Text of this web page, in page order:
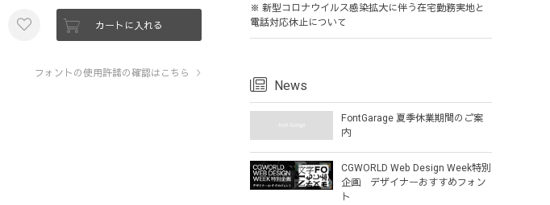
カートに入れる
フォントの使用許諾の確認はこちら
※ 新型コロナウイルス感染拡大に伴う在宅勤務実地と
電話対応休止について
News
FontGarage 夏季休業期間のご案
内
CGWORLD Web Design Week特別
企画 デザイナーおすすめフォン
ト